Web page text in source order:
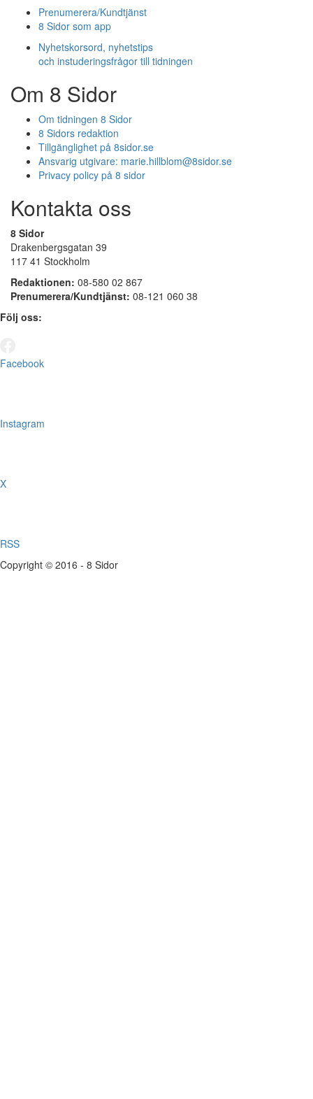
Prenumerera/Kundtjänst
8 Sidor som app
Nyhetskorsord, nyhetstips
och instuderingsfrågor till tidningen
Om 8 Sidor
Om tidningen 8 Sidor
8 Sidors redaktion
Tillgänglighet på 8sidor.se
Ansvarig utgivare: marie.hillblom@8sidor.se
Privacy policy på 8 sidor
Kontakta oss
8 Sidor
Drakenbergsgatan 39
117 41 Stockholm
Redaktionen: 08-580 02 867
Prenumerera/Kundtjänst: 08-121 060 38
Följ oss:
Facebook
Instagram
X
RSS
Copyright © 2016 - 8 Sidor